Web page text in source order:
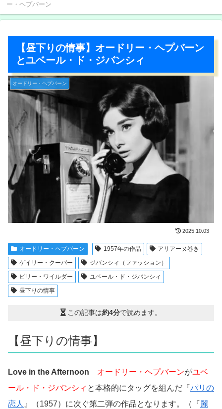
ー・ヘプバーン
【昼下りの情事】オードリー・ヘプバーン
とユベール・ド・ジバンシィ
オードリー・ヘプバーン
2025.10.03
オードリー・ヘプバーン 1957年の作品
アリアーヌ巻き
ゲイリー・クーパー
ジバンシィ（ファッション）
ビリー・ワイルダー
ユベール・ド・ジバンシィ
昼下りの情事
この記事は約4分で読めます。
【昼下りの情事】
Love in the Afternoon オードリー・ヘプバーンがユベ
ール・ド・ジバンシィ と本格的にタッグを組んだ『パリの
恋人 』（1957）に次ぐ第二弾の作品となります。（『麗